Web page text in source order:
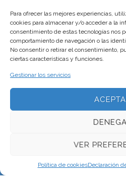
Para ofrecer las mejores experiencias,
cookies para almacenar y/o acceder a la
consentimiento de estas tecnologías nos
comportamiento de navegación o las
No consentir o retirar el consentimiento,
ciertas características y funciones.
Gestionar los servicios
VER
Política de cookiesDeclaración
CONTACTO
Ponent 7 17111 Vulpellac